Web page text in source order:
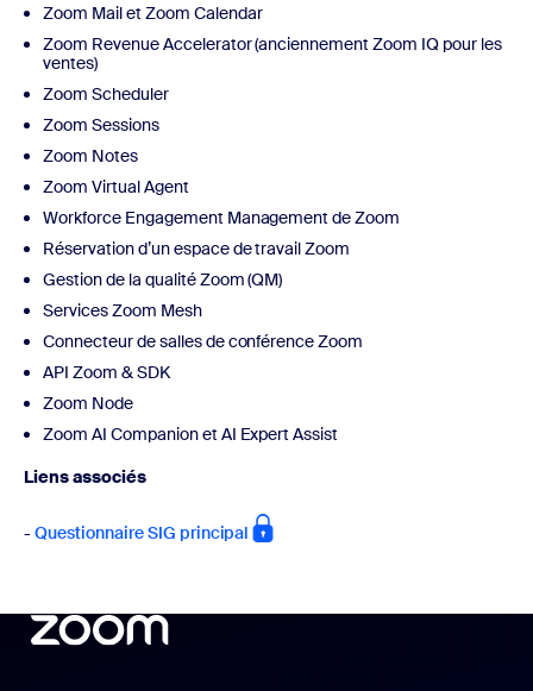
Zoom Mail et Zoom Calendar
Zoom Revenue Accelerator (anciennement Zoom IQ pour les
ventes)
Zoom Scheduler
Zoom Sessions
Zoom Notes
Zoom Virtual Agent
Workforce Engagement Management de Zoom
Réservation d’un espace de travail Zoom
Gestion de la qualité Zoom (QM)
Services Zoom Mesh
Connecteur de salles de conférence Zoom
API Zoom & SDK
Zoom Node
Zoom AI Companion et AI Expert Assist
Liens associés
- Questionnaire SIG principal